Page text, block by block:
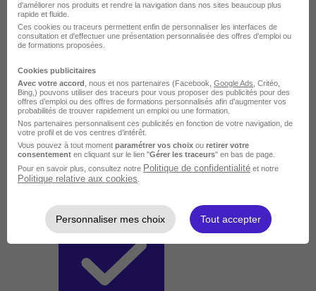
d'améliorer nos produits et rendre la navigation dans nos sites beaucoup plus
rapide et fluide.
Ces cookies ou traceurs permettent enfin de personnaliser les interfaces de
consultation et d'effectuer une présentation personnalisée des offres d'emploi ou
de formations proposées.
Cookies publicitaires
Avec votre accord , nous et nos partenaires (Facebook, Google Ads , Critéo,
Bing,) pouvons utiliser des traceurs pour vous proposer des publicités pour des
offres d’emploi ou des offres de formations personnalisés afin d’augmenter vos
probabilités de trouver rapidement un emploi ou une formation.
Nos partenaires personnalisent ces publicités en fonction de votre navigation, de
votre profil et de vos centres d’intérêt.
Vous pouvez à tout moment paramétrer vos choix ou retirer votre
consentement en cliquant sur le lien "Gérer les traceurs" en bas de page.
Pour en savoir plus, consultez notre Politique de confidentialité et notre
Politique relative aux cookies
Personnaliser mes choix Tout accepter